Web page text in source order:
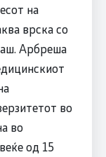
на
врска со
Арбреша
во
во
од 15